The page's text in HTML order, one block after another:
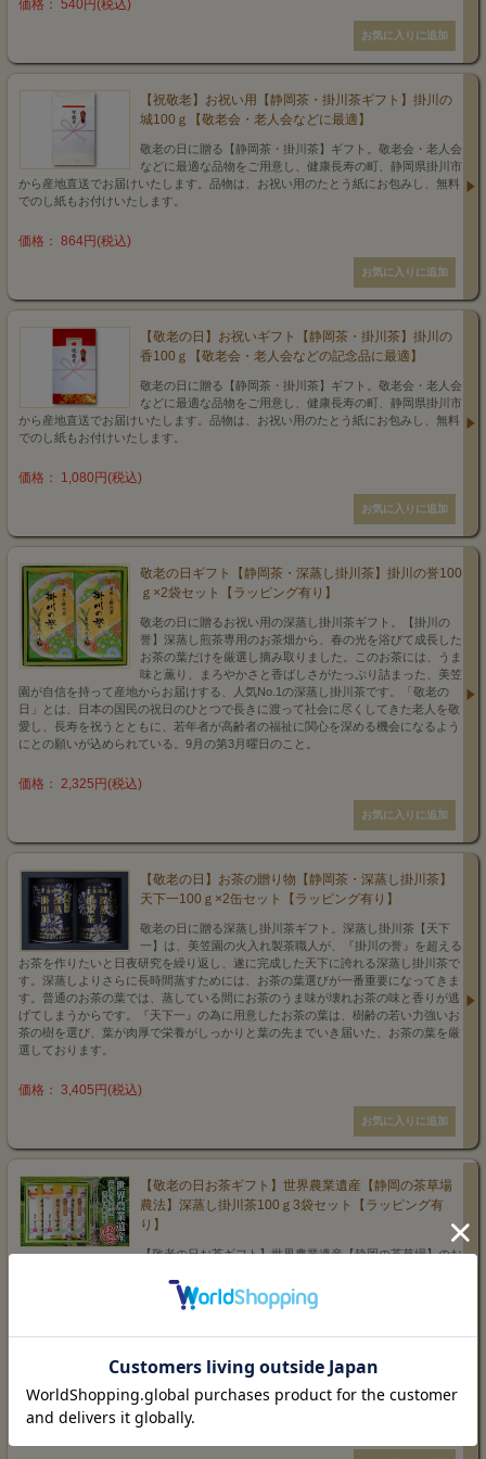
価格： 540円(税込)
【祝敬老】お祝い用【静岡茶・掛川茶ギフト】掛川の
城100ｇ【敬老会・老人会などに最適】
敬老の日に贈る【静岡茶・掛川茶】ギフト。敬老会・老人会
などに最適な品物をご用意し、健康長寿の町、静岡県掛川市
から産地直送でお届けいたします。品物は、お祝い用のたとう紙にお包みし、無料
でのし紙もお付けいたします。
価格： 864円(税込)
【敬老の日】お祝いギフト【静岡茶・掛川茶】掛川の
香100ｇ【敬老会・老人会などの記念品に最適】
敬老の日に贈る【静岡茶・掛川茶】ギフト。敬老会・老人会
などに最適な品物をご用意し、健康長寿の町、静岡県掛川市
から産地直送でお届けいたします。品物は、お祝い用のたとう紙にお包みし、無料
でのし紙もお付けいたします。
価格： 1,080円(税込)
敬老の日ギフト【静岡茶・深蒸し掛川茶】掛川の誉100
ｇ×2袋セット【ラッピング有り】
敬老の日に贈るお祝い用の深蒸し掛川茶ギフト。【掛川の
誉】深蒸し煎茶専用のお茶畑から、春の光を浴びて成長した
お茶の葉だけを厳選し摘み取りました。このお茶には、うま
味と薫り、まろやかさと香ばしさがたっぷり詰まった、美笠
園が自信を持って産地からお届けする、人気No.1の深蒸し掛川茶です。「敬老の
日」とは、日本の国民の祝日のひとつで長きに渡って社会に尽くしてきた老人を敬
愛し、長寿を祝うとともに、若年者が高齢者の福祉に関心を深める機会になるよう
にとの願いが込められている。9月の第3月曜日のこと。
価格： 2,325円(税込)
【敬老の日】お茶の贈り物【静岡茶・深蒸し掛川茶】
天下一100ｇ×2缶セット【ラッピング有り】
敬老の日に贈る深蒸し掛川茶ギフト。深蒸し掛川茶【天下
一】は、美笠園の火入れ製茶職人が、『掛川の誉』を超える
お茶を作りたいと日夜研究を繰り返し、遂に完成した天下に誇れる深蒸し掛川茶で
す。深蒸しよりさらに長時間蒸すためには、お茶の葉選びが一番重要になってきま
す。普通のお茶の葉では、蒸している間にお茶のうま味が壊れお茶の味と香りが逃
げてしまうからです。『天下一』の為に用意したお茶の葉は、樹齢の若い力強いお
茶の樹を選び、葉が肉厚で栄養がしっかりと葉の先までいき届いた、お茶の葉を厳
選しております。
価格： 3,405円(税込)
【敬老の日お茶ギフト】世界農業遺産【静岡の茶草場
農法】深蒸し掛川茶100ｇ3袋セット【ラッピング有
り】
【敬老の日お茶ギフト】世界農業遺産【静岡の茶草場】のお
り、茶畑の根元に敷く伝統的な農法で、その草刈り場には多様な動植物の生存が確
認されています。特に掛川市の東山・大野地区は、生物多様性条約会議において世
水はけが良くなり、尚且つ保水性にも優れ、お茶の美味しさを決める茶園の土作り
に良い、とても優れた農法です。特に掛川では、有機肥料として伝統的に行われて
いますが、手間と時間がとても掛かる大変な作業の為、全国的にはとても珍しい農
法です。